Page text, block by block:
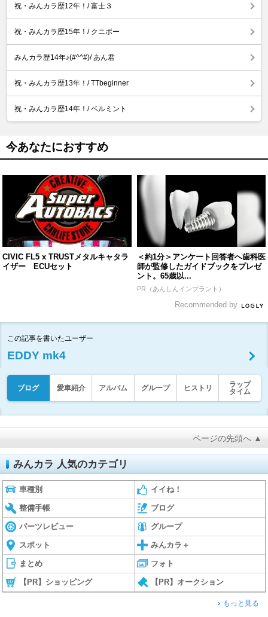
祝・みんカラ歴12年！/ 富士３
祝・みんカラ歴15年！/ クニボー
みんカラ歴14年♪(#^^#)/ あん君
祝・みんカラ歴13年！/ TTbeginner
祝・みんカラ歴14年！/ ベルミント
今あなたにおすすめ
CIVIC FL5 x TRUSTメタルキャタラ
イザー ECUセット
＜約1分＞アンケート回答者へ歯科医
師が監修したガイドブックをプレゼ
ント。65歳以...
PR（あんしんインプラント）
Recommended by
この記事を書いたユーザー
EDDY mk4
ブログ 愛車紹介 アルバム グループ ヒストリ
ラップ
タイム
ページの先頭へ ▲
みんカラ 人気のカテゴリ
車種別 イイね！
整備手帳 ブログ
パーツレビュー グループ
スポット みんカラ＋
まとめ フォト
【PR】ショッピング 【PR】オークション
もっと見る